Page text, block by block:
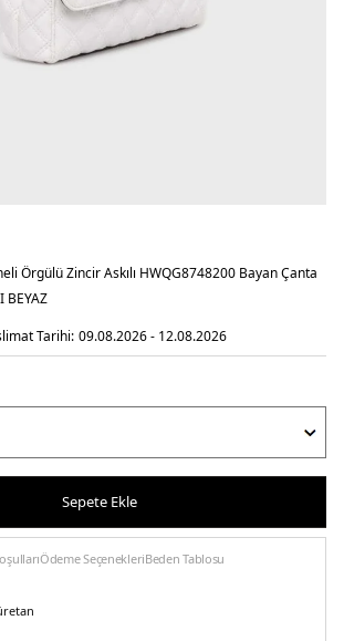
Örgülü Zincir Askılı HWQG8748200 Bayan Çanta
BEYAZ
Tarihi: 09.08.2026 - 12.08.2026
Sepete Ekle
Ödeme SeçenekleriBeden Tablosu